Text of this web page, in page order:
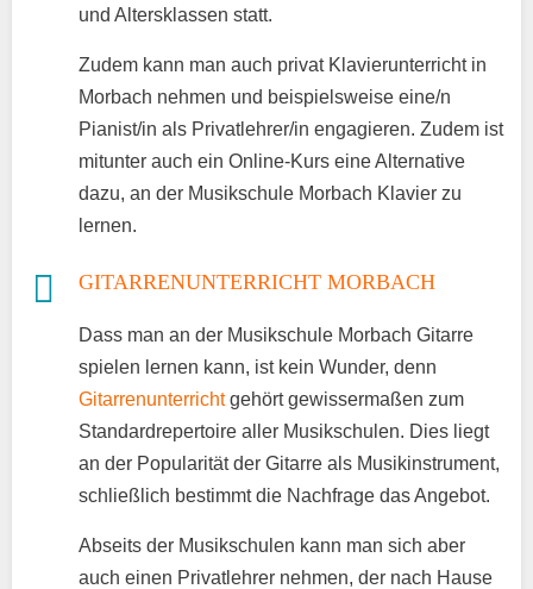
und Altersklassen statt.
Zudem kann man auch privat Klavierunterricht in
Morbach nehmen und beispielsweise eine/n
Pianist/in als Privatlehrer/in engagieren. Zudem ist
mitunter auch ein Online-Kurs eine Alternative
dazu, an der Musikschule Morbach Klavier zu
lernen.
GITARRENUNTERRICHT MORBACH
Dass man an der Musikschule Morbach Gitarre
spielen lernen kann, ist kein Wunder, denn
Gitarrenunterrichtgehört gewissermaßen zum
Standardrepertoire aller Musikschulen. Dies liegt
an der Popularität der Gitarre als Musikinstrument,
schließlich bestimmt die Nachfrage das Angebot.
Abseits der Musikschulen kann man sich aber
auch einen Privatlehrer nehmen, der nach Hause